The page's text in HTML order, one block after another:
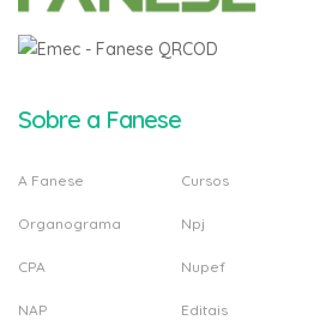
Sobre a Fanese
A Fanese
Organograma
CPA
NAP
Cursos
Npj
Nupef
Editais